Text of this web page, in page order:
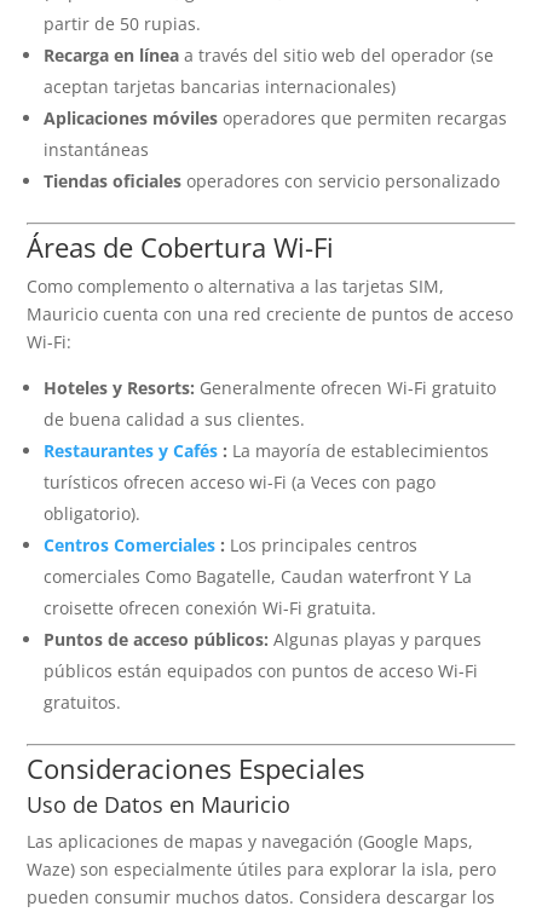
partir de 50 rupias.
Recarga en línea a través del sitio web del operador (se
aceptan tarjetas bancarias internacionales)
Aplicaciones móviles operadores que permiten recargas
instantáneas
Tiendas oficiales operadores con servicio personalizado
Áreas de Cobertura Wi-Fi
Como complemento o alternativa a las tarjetas SIM,
Mauricio cuenta con una red creciente de puntos de acceso
Wi-Fi:
Hoteles y Resorts: Generalmente ofrecen Wi-Fi gratuito
de buena calidad a sus clientes.
Restaurantes y Cafés : La mayoría de establecimientos
turísticos ofrecen acceso wi-Fi (a Veces con pago
obligatorio).
Centros Comerciales : Los principales centros
comerciales Como Bagatelle, Caudan waterfront Y La
croisette ofrecen conexión Wi-Fi gratuita.
Puntos de acceso públicos: Algunas playas y parques
públicos están equipados con puntos de acceso Wi-Fi
gratuitos.
Consideraciones Especiales
Uso de Datos en Mauricio
Las aplicaciones de mapas y navegación (Google Maps,
Waze) son especialmente útiles para explorar la isla, pero
pueden consumir muchos datos. Considera descargar los